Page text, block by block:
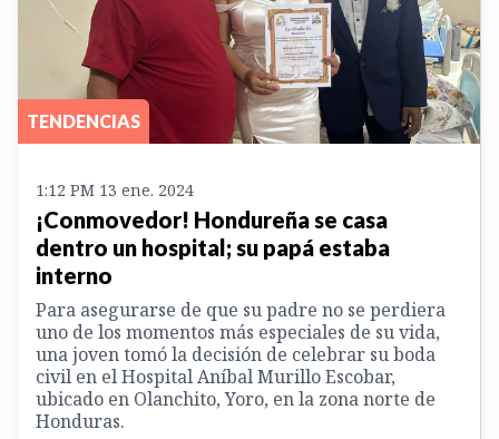
TENDENCIAS
1:12 PM 13 ene. 2024
¡Conmovedor! Hondureña se casa
dentro un hospital; su papá estaba
interno
Para asegurarse de que su padre no se perdiera
uno de los momentos más especiales de su vida,
una joven tomó la decisión de celebrar su boda
civil en el Hospital Aníbal Murillo Escobar,
ubicado en Olanchito, Yoro, en la zona norte de
Honduras.